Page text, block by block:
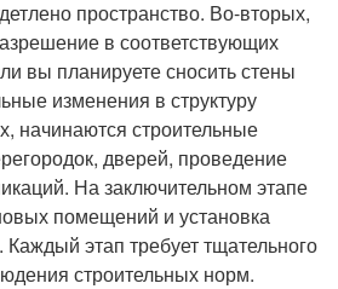
пространство. Во-вторых,
в соответствующих
вы планируете сносить стены
изменения в структуру
начинаются строительные
дверей, проведение
На заключительном этапе
помещений и установка
этап требует тщательного
строительных норм.